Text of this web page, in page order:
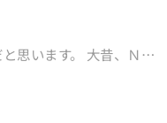
第四試合はナイターで
て」 となると思いま
帯に試合をしていま
甲子園の照明は全面的
はないものの、電気代
思います。 大昔、ＮＨ
カセットテープに録
まいました。 以下がそ
から〜、髪を指でとか